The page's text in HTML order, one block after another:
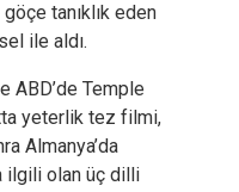
tanıklık eden
ile aldı.
ABD’de Temple
yeterlik tez filmi,
Almanya’da
ilgili olan üç dilli